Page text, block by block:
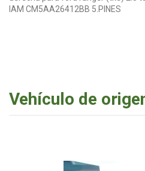
IAM CM5AA26412BB 5.PINES
Vehículo de